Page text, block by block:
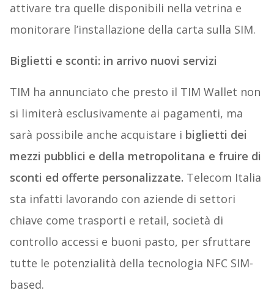
attivare tra quelle disponibili nella vetrina e
monitorare l’installazione della carta sulla SIM.
Biglietti e sconti: in arrivo nuovi servizi
TIM ha annunciato che presto il TIM Wallet non
si limiterà esclusivamente ai pagamenti, ma
sarà possibile anche acquistare i biglietti dei
mezzi pubblici e della metropolitana e fruire di
sconti ed offerte personalizzate. Telecom Italia
sta infatti lavorando con aziende di settori
chiave come trasporti e retail, società di
controllo accessi e buoni pasto, per sfruttare
tutte le potenzialità della tecnologia NFC SIM-
based.